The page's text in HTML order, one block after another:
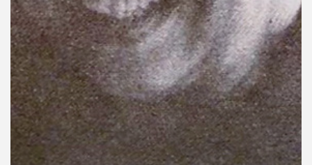
ข่าว
และ
กิจกรรม
เกี่ยว
กับ
เรา